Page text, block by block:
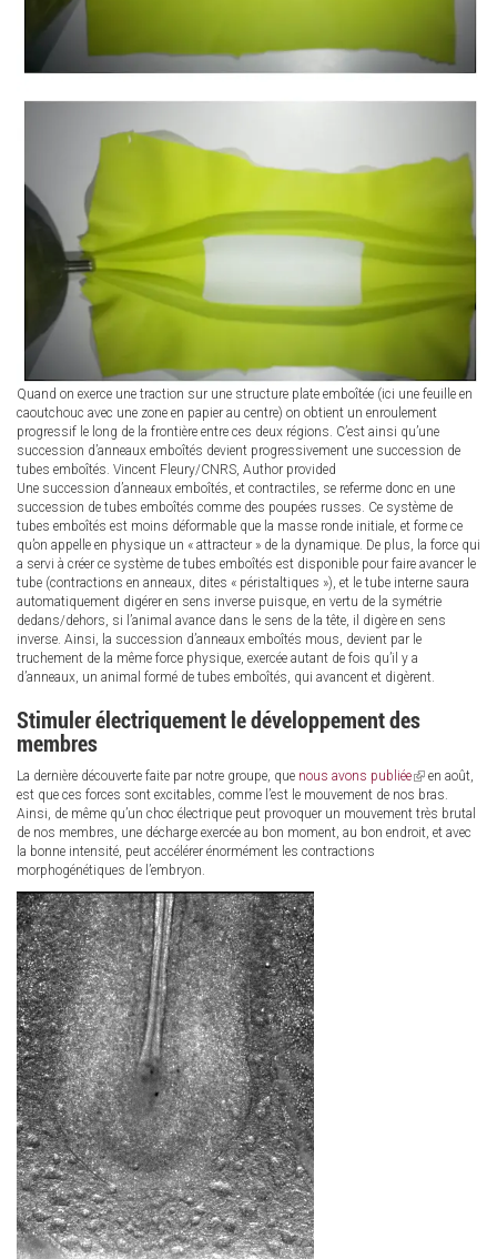
Quand on exerce une traction sur une structure plate emboîtée (ici une feuille en
caoutchouc avec une zone en papier au centre) on obtient un enroulement
progressif le long de la frontière entre ces deux régions. C’est ainsi qu’une
succession d’anneaux emboîtés devient progressivement une succession de
tubes emboîtés. Vincent Fleury/CNRS Author provided
Une succession d’anneaux emboîtés, et contractiles, se referme donc en une
succession de tubes emboîtés comme des poupées russes. Ce système de
tubes emboîtés est moins déformable que la masse ronde initiale, et forme ce
qu’on appelle en physique un « attracteur » de la dynamique. De plus, la force qui
a servi à créer ce système de tubes emboîtés est disponible pour faire avancer le
tube (contractions en anneaux, dites « péristaltiques »), et le tube interne saura
automatiquement digérer en sens inverse puisque, en vertu de la symétrie
dedans/dehors, si l’animal avance dans le sens de la tête, il digère en sens
inverse. Ainsi, la succession d’anneaux emboîtés mous, devient par le
truchement de la même force physique, exercée autant de fois qu’il y a
d’anneaux, un animal formé de tubes emboîtés, qui avancent et digèrent.
Stimuler électriquement le développement des
membres
La dernière découverte faite par notre groupe, que nous avons publiée(link
is
external)
en août,
est que ces forces sont excitables, comme l’est le mouvement de nos bras.
Ainsi, de même qu’un choc électrique peut provoquer un mouvement très brutal
de nos membres, une décharge exercée au bon moment, au bon endroit, et avec
la bonne intensité, peut accélérer énormément les contractions
morphogénétiques de l’embryon.